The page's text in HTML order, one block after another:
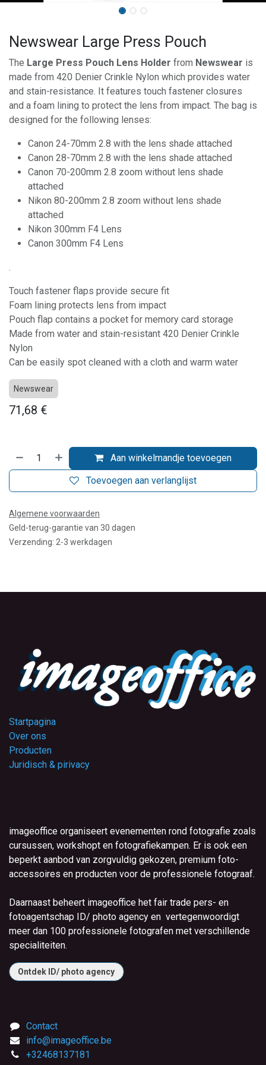
Newswear Large Press Pouch
The Large Press Pouch Lens Holder from Newswear is
made from 420 Denier Crinkle Nylon which provides water
and stain-resistance. It features touch fastener closures
and a foam lining to protect the lens from impact. The bag is
designed for the following lenses:
Canon 24-70mm 2.8 with the lens shade attached
Canon 28-70mm 2.8 with the lens shade attached
Canon 70-200mm 2.8 zoom without lens shade
attached
Nikon 80-200mm 2.8 zoom without lens shade
attached
Nikon 300mm F4 Lens
Canon 300mm F4 Lens
.
Touch fastener flaps provide secure fit
Foam lining protects lens from impact
Pouch flap contains a pocket for memory card storage
Made from water and stain-resistant 420 Denier Crinkle
Nylon
Can be easily spot cleaned with a cloth and warm water
Newswear
71,68 €
Aan winkelmandje toevoegen
Toevoegen aan verlanglijst
Algemene voorwaarden
Geld-terug-garantie van 30 dagen
Verzending: 2-3 werkdagen
Startpagina
Over ons
Producten
Juridisch & pirivacy
imageoffice organiseert evenementen rond fotografie zoals
cursussen, workshopt en fotografiekampen. Er is ook een
beperkt aanbod van zorgvuldig gekozen, premium foto-
accessoires en producten voor de professionele fotograaf.
Daarnaast beheert imageoffice het fair trade pers- en
fotoagentschap ID/ photo agency en vertegenwoordigt
meer dan 100 professionele fotografen met verschillende
specialiteiten.
Ontdek ID/ photo agency
Contact
info@imageoffice.be
+32468137181